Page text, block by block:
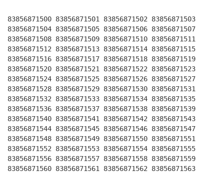
83856871500 83856871501 83856871502 83856871503
83856871504 83856871505 83856871506 83856871507
83856871508 83856871509 83856871510 83856871511
83856871512 83856871513 83856871514 83856871515
83856871516 83856871517 83856871518 83856871519
83856871520 83856871521 83856871522 83856871523
83856871524 83856871525 83856871526 83856871527
83856871528 83856871529 83856871530 83856871531
83856871532 83856871533 83856871534 83856871535
83856871536 83856871537 83856871538 83856871539
83856871540 83856871541 83856871542 83856871543
83856871544 83856871545 83856871546 83856871547
83856871548 83856871549 83856871550 83856871551
83856871552 83856871553 83856871554 83856871555
83856871556 83856871557 83856871558 83856871559
83856871560 83856871561 83856871562 83856871563